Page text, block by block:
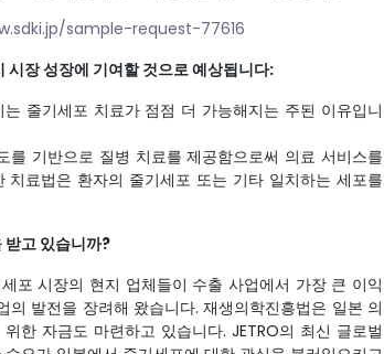
sample-request-77616
시장 성장에 기여할 것으로 예상됩니다:
줄기세포 치료가 점점 더 가능해지는 주된 이유입니
기반으로 질병 치료를 제공함으로써 의료 서비스를
료법은 환자의 줄기세포 또는 기타 일치하는 세포를
받고 있습니까?
포 시장의 현지 업체들이 수출 사업에서 가장 큰 이익
발전을 장려해 왔습니다. 재생의학진흥법은 일본 의
한 자금도 마련하고 있습니다. JETRO의 최신 글로벌